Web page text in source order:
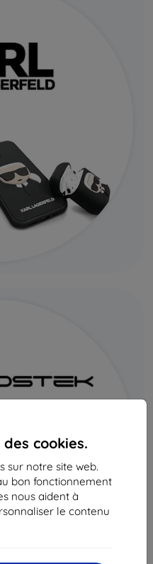
cookies.
sur notre site web.
bon fonctionnement
nous aident à
le contenu